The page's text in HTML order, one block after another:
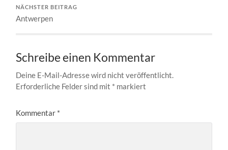
NÄCHSTER BEITRAG
Antwerpen
Schreibe einen Kommentar
Deine E-Mail-Adresse wird nicht veröffentlicht.
Erforderliche Felder sind mit * markiert
Kommentar *